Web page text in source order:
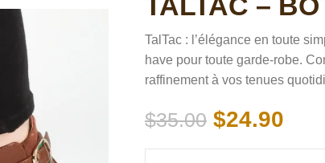
TalTac : l’élégance en toute
have pour toute garde-robe.
raffinement à vos tenues
$35.00 $24.90